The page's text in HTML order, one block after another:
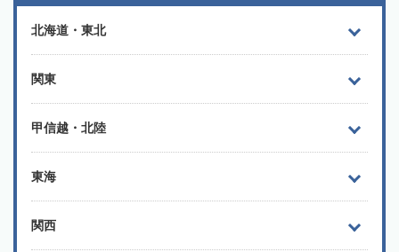
北海道・東北
関東
甲信越・北陸
東海
関西